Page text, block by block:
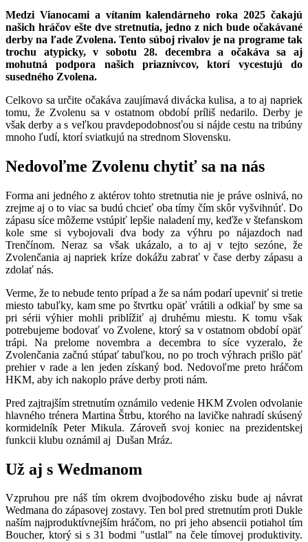
Medzi Vianocami a vítaním kalendárneho roka 2025 čakajú
našich hráčov ešte dve stretnutia, jedno z nich bude očakávané
derby na ľade Zvolena. Tento súboj rivalov je na programe tak
trochu atypicky, v sobotu 28. decembra a očakáva sa aj
mohutná podpora našich priaznivcov, ktorí vycestujú do
susedného Zvolena.
Celkovo sa určite očakáva zaujímavá divácka kulisa, a to aj napriek
tomu, že Zvolenu sa v ostatnom období príliš nedarilo. Derby je
však derby a s veľkou pravdepodobnosťou si nájde cestu na tribúny
mnoho ľudí, ktorí sviatkujú na strednom Slovensku.
Nedovoľme Zvolenu chytiť sa na nás
Forma ani jedného z aktérov tohto stretnutia nie je práve oslnivá, no
zrejme aj o to viac sa budú chcieť oba tímy čím skôr vyšvihnúť. Do
zápasu síce môžeme vstúpiť lepšie naladení my, keďže v štefanskom
kole sme si vybojovali dva body za výhru po nájazdoch nad
Trenčínom. Neraz sa však ukázalo, a to aj v tejto sezóne, že
Zvolenčania aj napriek kríze dokážu zabrať v čase derby zápasu a
zdolať nás.
Verme, že to nebude tento prípad a že sa nám podarí upevniť si tretie
miesto tabuľky, kam sme po štvrtku opäť vrátili a odkiaľ by sme sa
pri sérii výhier mohli priblížiť aj druhému miestu. K tomu však
potrebujeme bodovať vo Zvolene, ktorý sa v ostatnom období opäť
trápi. Na prelome novembra a decembra to síce vyzeralo, že
Zvolenčania začnú stúpať tabuľkou, no po troch výhrach prišlo päť
prehier v rade a len jeden získaný bod. Nedovoľme preto hráčom
HKM, aby ich nakoplo práve derby proti nám.
Pred zajtrajším stretnutím oznámilo vedenie HKM Zvolen odvolanie
hlavného trénera Martina Štrbu, ktorého na lavičke nahradí skúsený
kormidelník Peter Mikula. Zároveň svoj koniec na prezidentskej
funkcii klubu oznámil aj Dušan Mráz.
Už aj s Wedmanom
Vzpruhou pre náš tím okrem dvojbodového zisku bude aj návrat
Wedmana do zápasovej zostavy. Ten bol pred stretnutím proti Dukle
naším najproduktívnejším hráčom, no pri jeho absencii potiahol tím
Boucher, ktorý si s 31 bodmi "ustlal" na čele tímovej produktivity.